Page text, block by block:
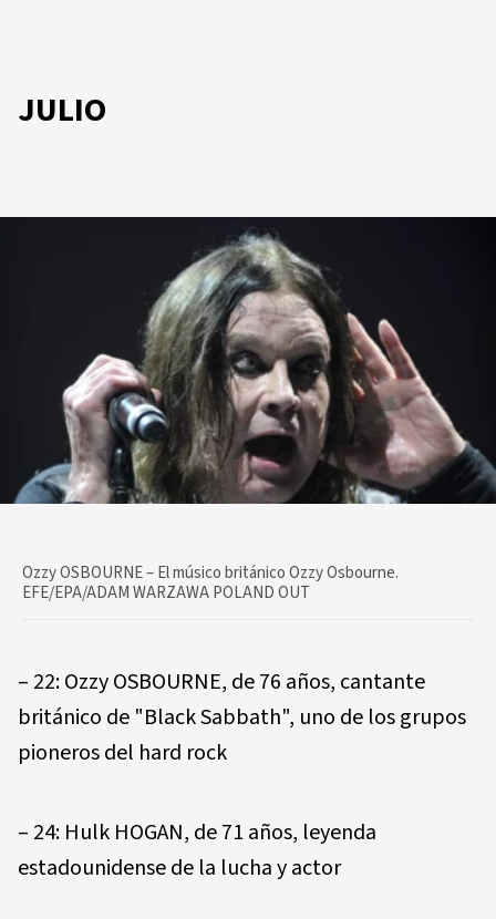
JULIO
Ozzy OSBOURNE – El músico británico Ozzy Osbourne.
EFE/EPA/ADAM WARZAWA POLAND OUT
– 22: Ozzy OSBOURNE, de 76 años, cantante
británico de "Black Sabbath", uno de los grupos
pioneros del hard rock
– 24: Hulk HOGAN, de 71 años, leyenda
estadounidense de la lucha y actor